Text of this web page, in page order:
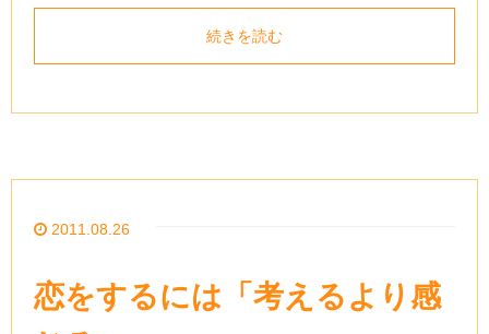
続きを読む
2011.08.26
恋をするには「考えるより感